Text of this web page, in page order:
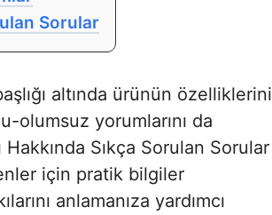
Sorular
altında ürünün özelliklerini
olumsuz yorumlarını da
Hakkında Sıkça Sorulan Sorular
için pratik bilgiler
anlamanıza yardımcı